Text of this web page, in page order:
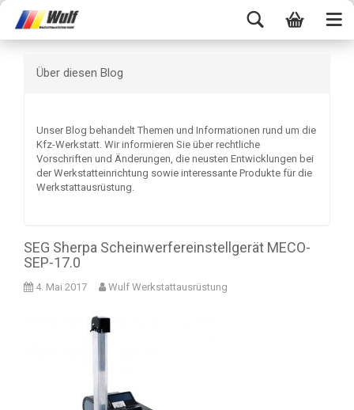
Über diesen Blog
Unser Blog behandelt Themen und Informationen rund um die
Kfz-Werkstatt. Wir informieren Sie über rechtliche
Vorschriften und Änderungen, die neusten Entwicklungen bei
der Werkstatteinrichtung sowie interessante Produkte für die
Werkstattausrüstung.
SEG Sherpa Scheinwerfereinstellgerät MECO-
SEP-17.0
4. Mai 2017 Wulf Werkstattausrüstung